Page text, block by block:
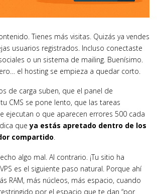
Tienes más visitas. Quizás ya vendes
usuarios registrados. Incluso conectaste
o un sistema de mailing. Buenísimo.
el hosting se empieza a quedar corto.
de carga suben, que el panel de
CMS se pone lento, que las tareas
ejecutan o que aparecen errores 500 cada
queya estás apretado dentro de los
compartido.
algo mal. Al contrario. ¡Tu sitio ha
es el siguiente paso natural. Porque ahí
RAM, más núcleos, más espacio, cuando
por el espacio que te dan “por